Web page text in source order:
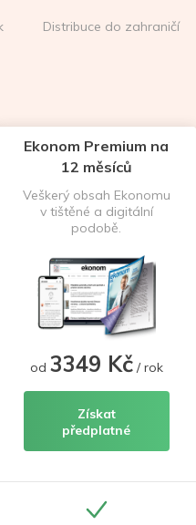
Distribuce do zahraničí
Ekonom Premium na
12 měsíců
Veškerý obsah Ekonomu
v tištěné a digitální
podobě.
od 3349 Kč/ rok
Získat
předplatné